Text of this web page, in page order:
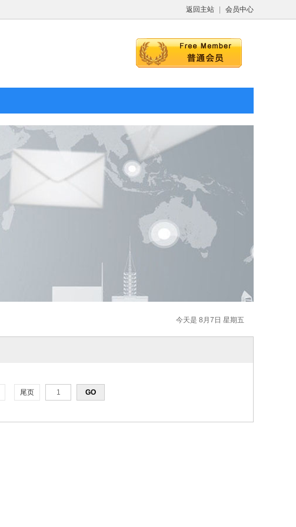
返回主站 会员中心
今天是 8月7日 星期五
尾页